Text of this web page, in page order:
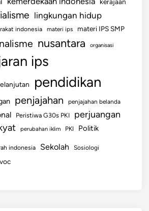
a
kerajaan
lingkungan hidup
indonesia materi ips materi IPS SMP
nusantara organisasi
ips
pendidikan
penjajahan penjajahan belanda
Peristiwa G30s PKI perjuangan
perubahan iklim PKI Politik
indonesia Sekolah Sosiologi
voc